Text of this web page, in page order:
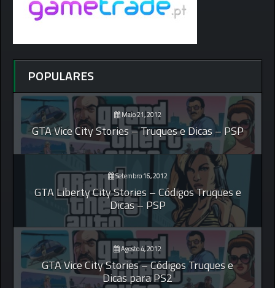
POPULARES
Maio 21, 2012
GTA Vice City Stories – Truques e Dicas – PSP
Setembro 16, 2012
GTA Liberty City Stories – Códigos Truques e
Dicas – PSP
Agosto 4, 2012
GTA Vice City Stories – Códigos Truques e
Dicas para PS2